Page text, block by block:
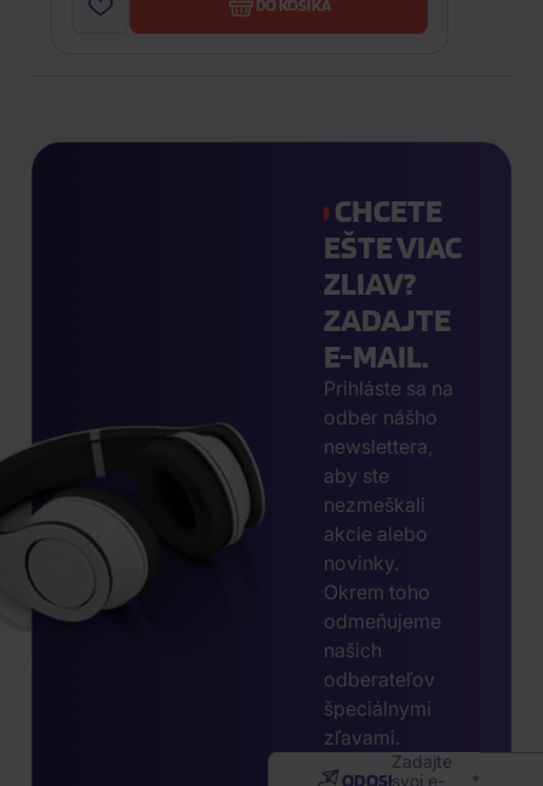
DO KOŠÍKA
CHCETE
EŠTE VIAC
ZLIAV?
ZADAJTE
E-MAIL.
Prihláste sa na
odber nášho
newslettera,
aby ste
nezmeškali
akcie alebo
novinky.
Okrem toho
odmeňujeme
našich
odberateľov
špeciálnymi
zľavami.
Zadajte
svoj e-
ODOSLAŤ